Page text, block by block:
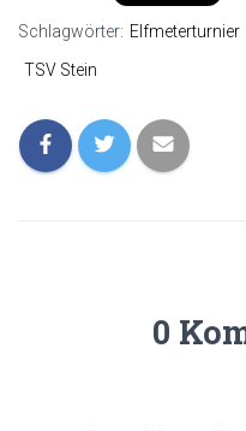
Schlagwörter: Elfmeterturnier
TSV Stein
0